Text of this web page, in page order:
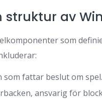
struktur av
som
fattar beslut om spel.
ansvarig för